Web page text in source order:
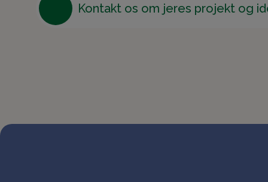
Kontakt os om jeres projekt og